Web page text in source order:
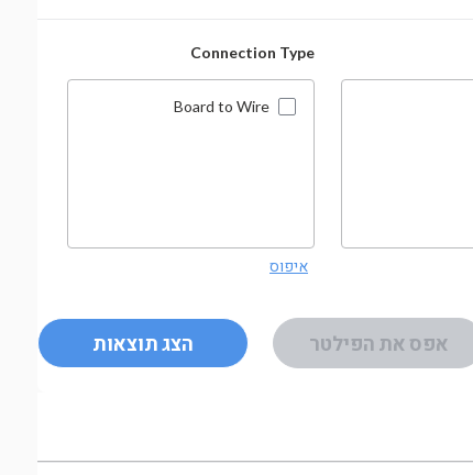
Connection Type
Board to Wire
איפוס
אפס את הפילטר